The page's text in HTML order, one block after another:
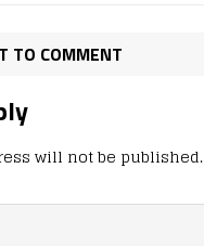
TO COMMENT
will not be published.